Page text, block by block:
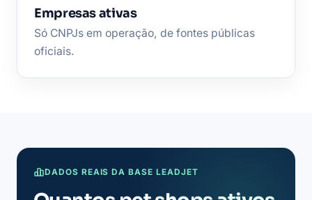
Empresas ativas
Só CNPJs em operação, de fontes públicas
oficiais.
DADOS REAIS DA BASE LEADJET